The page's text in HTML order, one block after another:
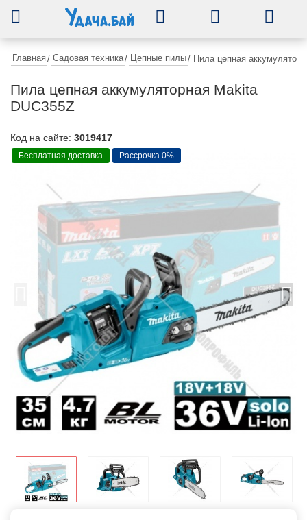
Главная/ Садовая техника/ Цепные пилы/ Пила цепная
Пила цепная аккумуляторная Makita
DUC355Z
Код на сайте: 3019417
Бесплатная доставка Рассрочка 0%